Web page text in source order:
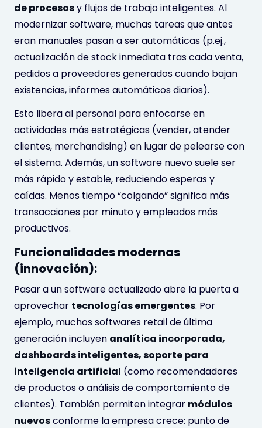
de procesosy flujos de trabajo inteligentes. Al
modernizar software, muchas tareas que antes
eran manuales pasan a ser automáticas (p.ej.,
actualización de stock inmediata tras cada venta,
pedidos a proveedores generados cuando bajan
existencias, informes automáticos diarios).
Esto libera al personal para enfocarse en
actividades más estratégicas (vender, atender
clientes, merchandising) en lugar de pelearse con
el sistema. Además, un software nuevo suele ser
más rápido y estable, reduciendo esperas y
caídas. Menos tiempo “colgando” significa más
transacciones por minuto y empleados más
productivos.
Funcionalidades modernas
(innovación):
Pasar a un software actualizado abre la puerta a
aprovechar tecnologías emergentes. Por
ejemplo, muchos softwares retail de última
generación incluyen analítica incorporada,
dashboards inteligentes, soporte para
inteligencia artificial (como recomendadores
de productos o análisis de comportamiento de
clientes). También permiten integrar módulos
nuevosconforme la empresa crece: punto de